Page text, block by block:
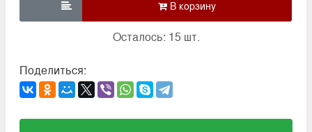

Осталось: 15 шт.
Поделиться: